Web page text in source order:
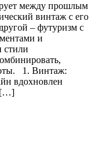
между прошлым
винтаж с его
– футуризм с
и
стили
1. Винтаж:
вдохновлен
[…]